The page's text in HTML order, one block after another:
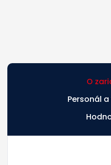
O
Personál